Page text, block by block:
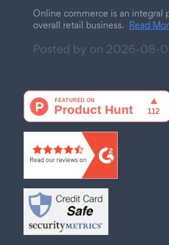
Online commerce is an integral
overall retail business. Read
Posted by on 2026-08-